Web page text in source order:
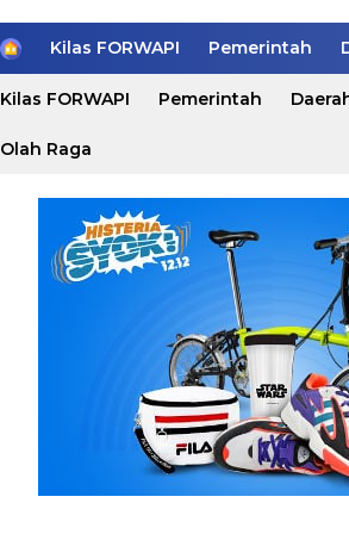
H
e
Kilas FORWAPI Pemerintah
Kilas FORWAPI Pemerintah
Olah Raga